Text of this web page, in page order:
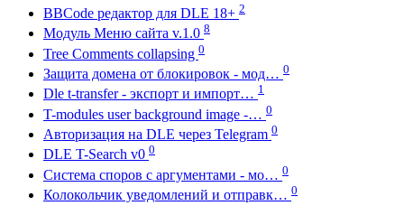
BBCode редактор для DLE 18+ 2
Модуль Меню сайта v.1.0 8
Tree Comments collapsing 0
Защита домена от блокировок - мод… 0
Dle t-transfer - экспорт и импорт… 1
T-modules user background image -… 0
Авторизация на DLE через Telegram 0
DLE T-Search v0 0
Система споров с аргументами - мо… 0
Колокольчик уведомлений и отправк… 0